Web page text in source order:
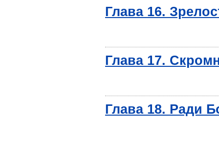
Глава 16.
Глава 17.
Глава 18. Ради